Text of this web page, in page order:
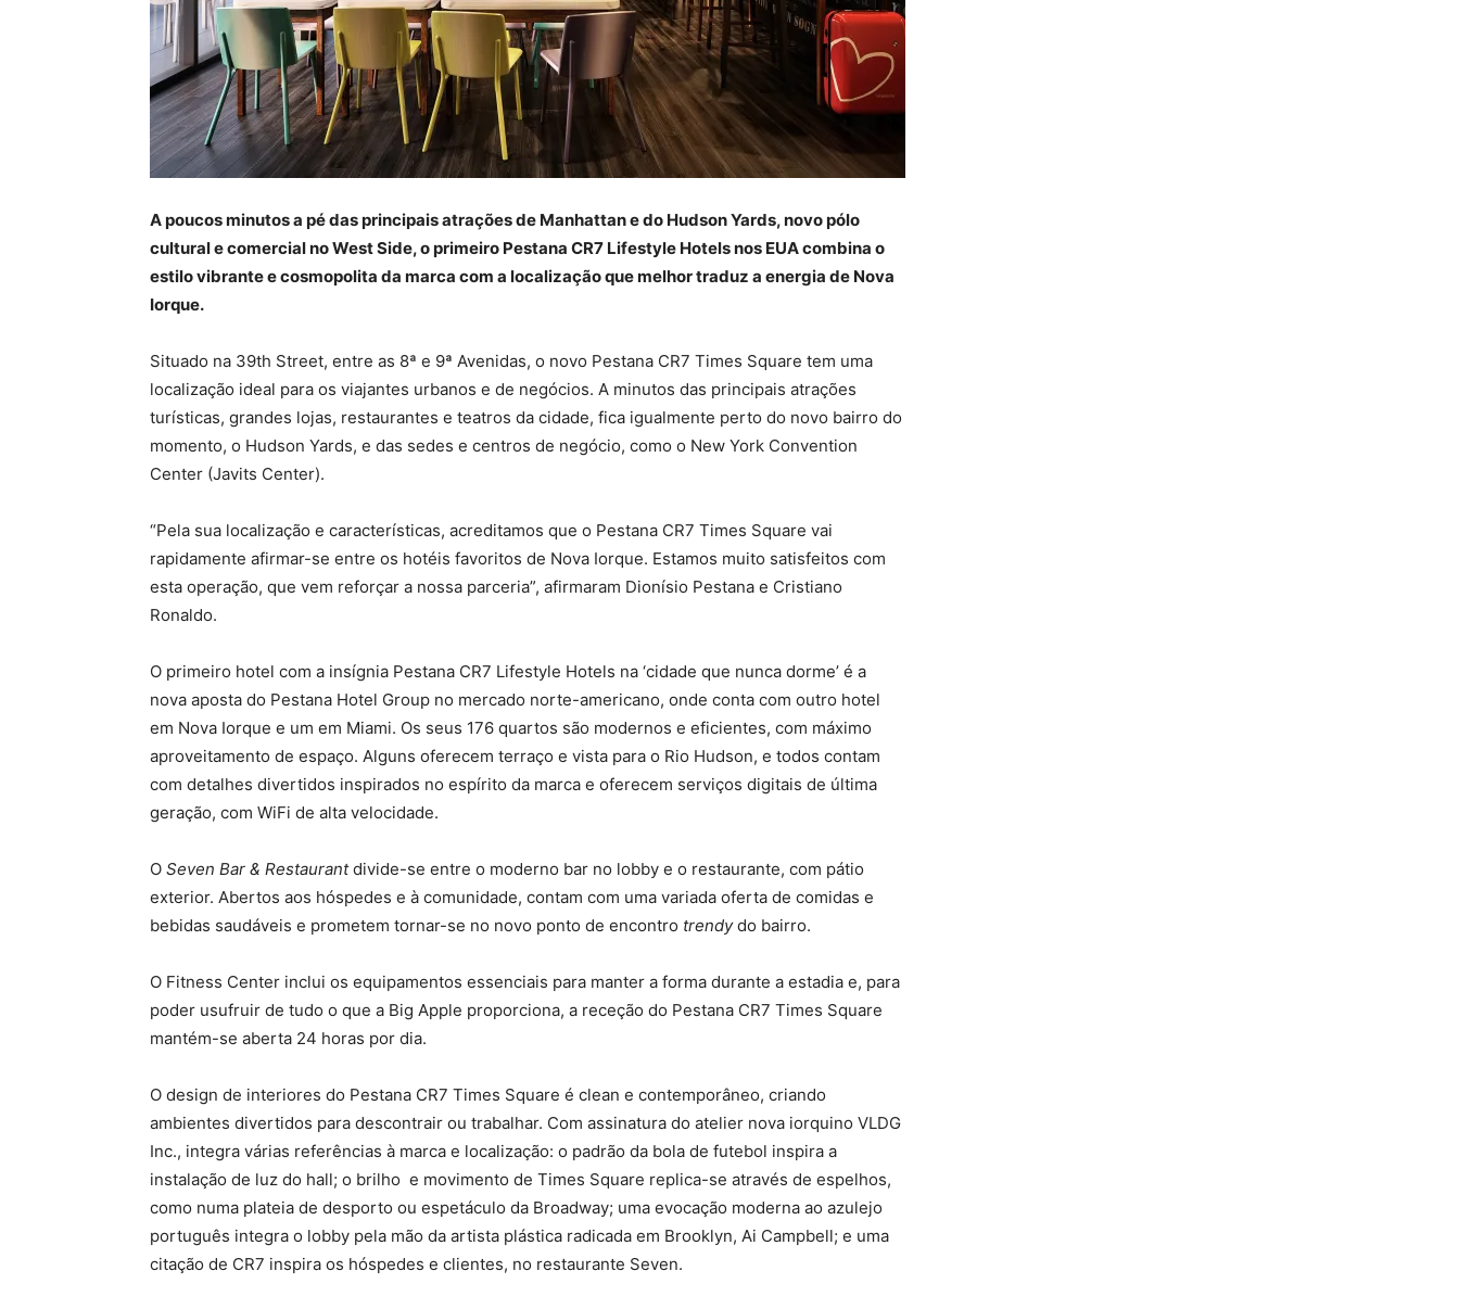
A poucos minutos a pé das principais atrações de Manhattan e do Hudson Yards, novo pólo
cultural e comercial no West Side, o primeiro Pestana CR7 Lifestyle Hotels nos EUA combina o
estilo vibrante e cosmopolita da marca com a localização que melhor traduz a energia de Nova
Iorque.
Situado na 39th Street, entre as 8ª e 9ª Avenidas, o novo Pestana CR7 Times Square tem uma
localização ideal para os viajantes urbanos e de negócios. A minutos das principais atrações
turísticas, grandes lojas, restaurantes e teatros da cidade, fica igualmente perto do novo bairro do
momento, o Hudson Yards, e das sedes e centros de negócio, como o New York Convention
Center (Javits Center).
“Pela sua localização e características, acreditamos que o Pestana CR7 Times Square vai
rapidamente afirmar-se entre os hotéis favoritos de Nova Iorque. Estamos muito satisfeitos com
esta operação, que vem reforçar a nossa parceria”, afirmaram Dionísio Pestana e Cristiano
Ronaldo.
O primeiro hotel com a insígnia Pestana CR7 Lifestyle Hotels na ‘cidade que nunca dorme’ é a
nova aposta do Pestana Hotel Group no mercado norte-americano, onde conta com outro hotel
em Nova Iorque e um em Miami. Os seus 176 quartos são modernos e eficientes, com máximo
aproveitamento de espaço. Alguns oferecem terraço e vista para o Rio Hudson, e todos contam
com detalhes divertidos inspirados no espírito da marca e oferecem serviços digitais de última
geração, com WiFi de alta velocidade.
O Seven Bar & Restaurantdivide-se entre o moderno bar no lobby e o restaurante, com pátio
exterior. Abertos aos hóspedes e à comunidade, contam com uma variada oferta de comidas e
bebidas saudáveis e prometem tornar-se no novo ponto de encontro trendydo bairro.
O Fitness Center inclui os equipamentos essenciais para manter a forma durante a estadia e, para
poder usufruir de tudo o que a Big Apple proporciona, a receção do Pestana CR7 Times Square
mantém-se aberta 24 horas por dia.
O design de interiores do Pestana CR7 Times Square é clean e contemporâneo, criando
ambientes divertidos para descontrair ou trabalhar. Com assinatura do atelier nova iorquino VLDG
Inc., integra várias referências à marca e localização: o padrão da bola de futebol inspira a
instalação de luz do hall; o brilho e movimento de Times Square replica-se através de espelhos,
como numa plateia de desporto ou espetáculo da Broadway; uma evocação moderna ao azulejo
português integra o lobby pela mão da artista plástica radicada em Brooklyn, Ai Campbell; e uma
citação de CR7 inspira os hóspedes e clientes, no restaurante Seven.